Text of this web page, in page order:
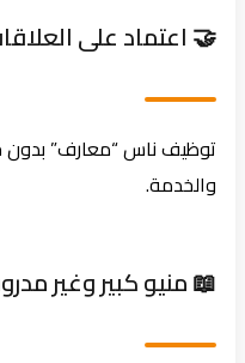
🤝 اعتماد على
توظيف ناس “معارف” بدون
والخدمة.
📖 منيو كبير وغير مدروس